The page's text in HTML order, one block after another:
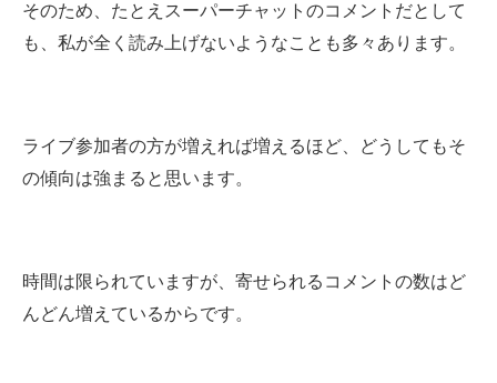
そのため、たとえスーパーチャットのコメントだとして
も、私が全く読み上げないようなことも多々あります。
ライブ参加者の方が増えれば増えるほど、どうしてもそ
の傾向は強まると思います。
時間は限られていますが、寄せられるコメントの数はど
んどん増えているからです。